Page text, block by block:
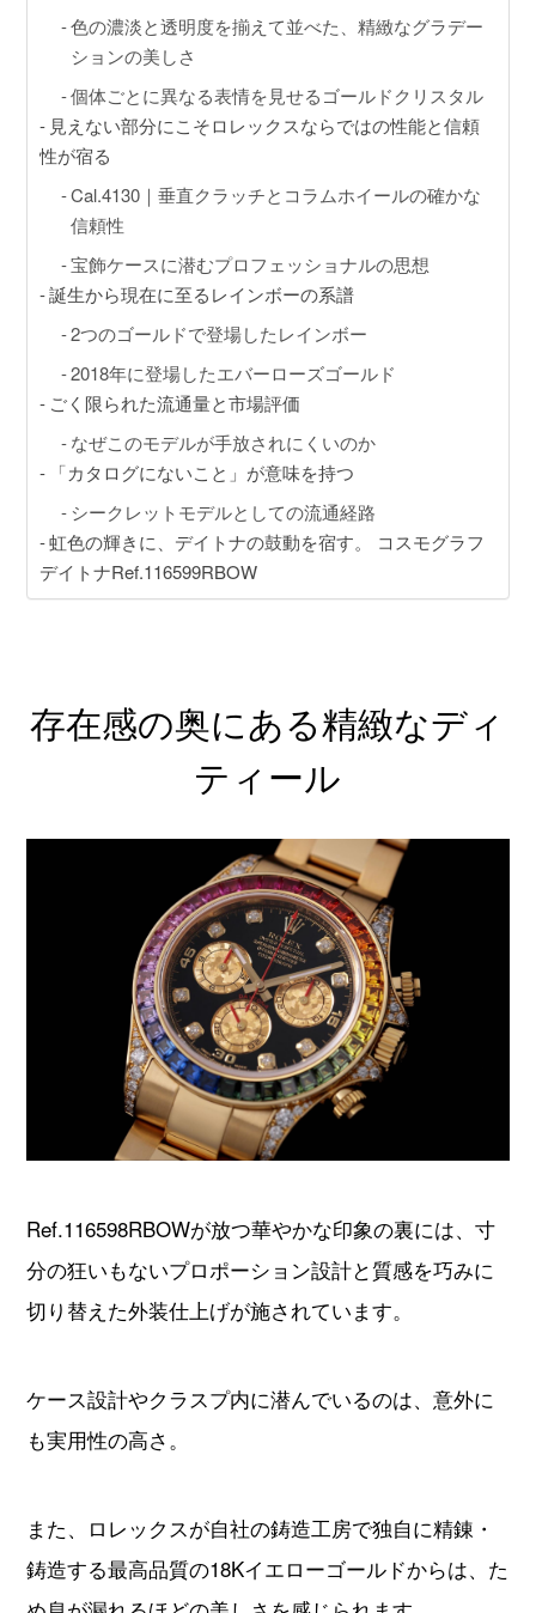
色の濃淡と透明度を揃えて並べた、精緻なグラデー
ションの美しさ
個体ごとに異なる表情を見せるゴールドクリスタル
見えない部分にこそロレックスならではの性能と信頼
性が宿る
Cal.4130｜垂直クラッチとコラムホイールの確かな
信頼性
宝飾ケースに潜むプロフェッショナルの思想
誕生から現在に至るレインボーの系譜
2つのゴールドで登場したレインボー
2018年に登場したエバーローズゴールド
ごく限られた流通量と市場評価
なぜこのモデルが手放されにくいのか
「カタログにないこと」が意味を持つ
シークレットモデルとしての流通経路
虹色の輝きに、デイトナの鼓動を宿す。 コスモグラフ
デイトナRef.116599RBOW
存在感の奥にある精緻なディ
ティール
Ref.116598RBOWが放つ華やかな印象の裏には、寸
分の狂いもないプロポーション設計と質感を巧みに
切り替えた外装仕上げが施されています。
ケース設計やクラスプ内に潜んでいるのは、意外に
も実用性の高さ。
また、ロレックスが自社の鋳造工房で独自に精錬・
鋳造する最高品質の18Kイエローゴールドからは、た